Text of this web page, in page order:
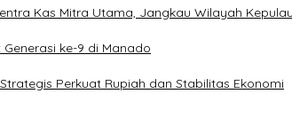
Kas Mitra Utama, Jangkau Wilayah
ke-9 di Manado
Perkuat Rupiah dan Stabilitas Ekonomi